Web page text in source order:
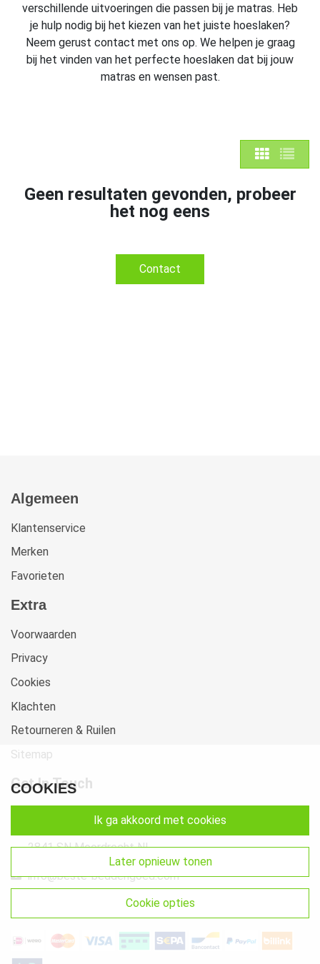
verschillende uitvoeringen die passen bij je matras. Heb
je hulp nodig bij het kiezen van het juiste hoeslaken?
Neem gerust contact met ons op. We helpen je graag
bij het vinden van het perfecte hoeslaken dat bij jouw
matras en wensen past.
Geen resultaten gevonden, probeer
het nog eens
Contact
Algemeen
Klantenservice
Merken
Favorieten
Extra
Voorwaarden
Privacy
Cookies
Klachten
Retourneren & Ruilen
Sitemap
Get In Touch
Beste-Beddengoed.com
2841 SN Moordrecht NL
info@beste-beddengoed.com
COOKIES
ik ga akkoord met cookies
later opnieuw tonen
cookie opties